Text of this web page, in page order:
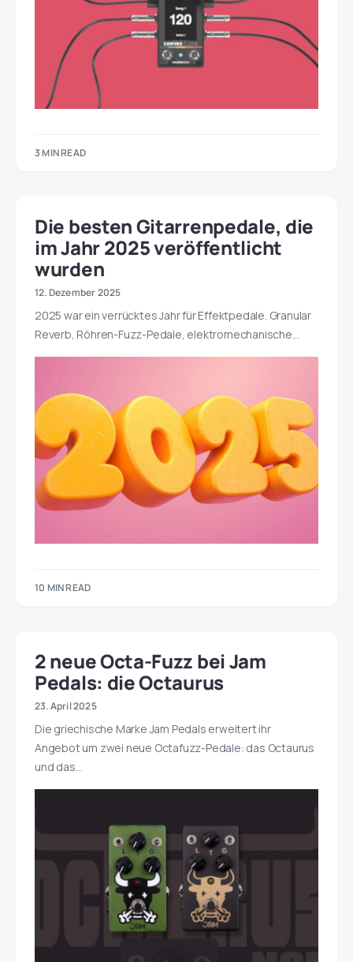
3 MIN READ
Die besten Gitarrenpedale, die
im Jahr 2025 veröffentlicht
wurden
12. Dezember 2025
2025 war ein verrücktes Jahr für Effektpedale. Granular
Reverb, Röhren-Fuzz-Pedale, elektromechanische…
10 MIN READ
2 neue Octa-Fuzz bei Jam
Pedals: die Octaurus
23. April 2025
Die griechische Marke Jam Pedals erweitert ihr
Angebot um zwei neue Octafuzz-Pedale: das Octaurus
und das…